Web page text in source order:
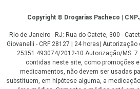
CopyrightCopyright © Drogarias Pacheco |
Rio de Janeiro - RJ: Rua do Catete, 300 -
Giovanelli - CRF 28127 | 24 horas|
25351.493074/2012-10 Autorização/MS:
contidas neste site, como promoções
medicamentos, não devem ser usadas
substituem, em hipótese alguma, a